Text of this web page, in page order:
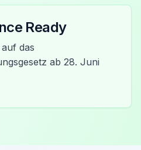
Ready
das
ab 28. Juni